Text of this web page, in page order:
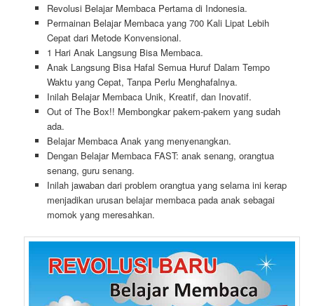
Revolusi Belajar Membaca Pertama di Indonesia.
Permainan Belajar Membaca yang 700 Kali Lipat Lebih
Cepat dari Metode Konvensional.
1 Hari Anak Langsung Bisa Membaca.
Anak Langsung Bisa Hafal Semua Huruf Dalam Tempo
Waktu yang Cepat, Tanpa Perlu Menghafalnya.
Inilah Belajar Membaca Unik, Kreatif, dan Inovatif.
Out of The Box!! Membongkar pakem-pakem yang sudah
ada.
Belajar Membaca Anak yang menyenangkan.
Dengan Belajar Membaca FAST: anak senang, orangtua
senang, guru senang.
Inilah jawaban dari problem orangtua yang selama ini kerap
menjadikan urusan belajar membaca pada anak sebagai
momok yang meresahkan.